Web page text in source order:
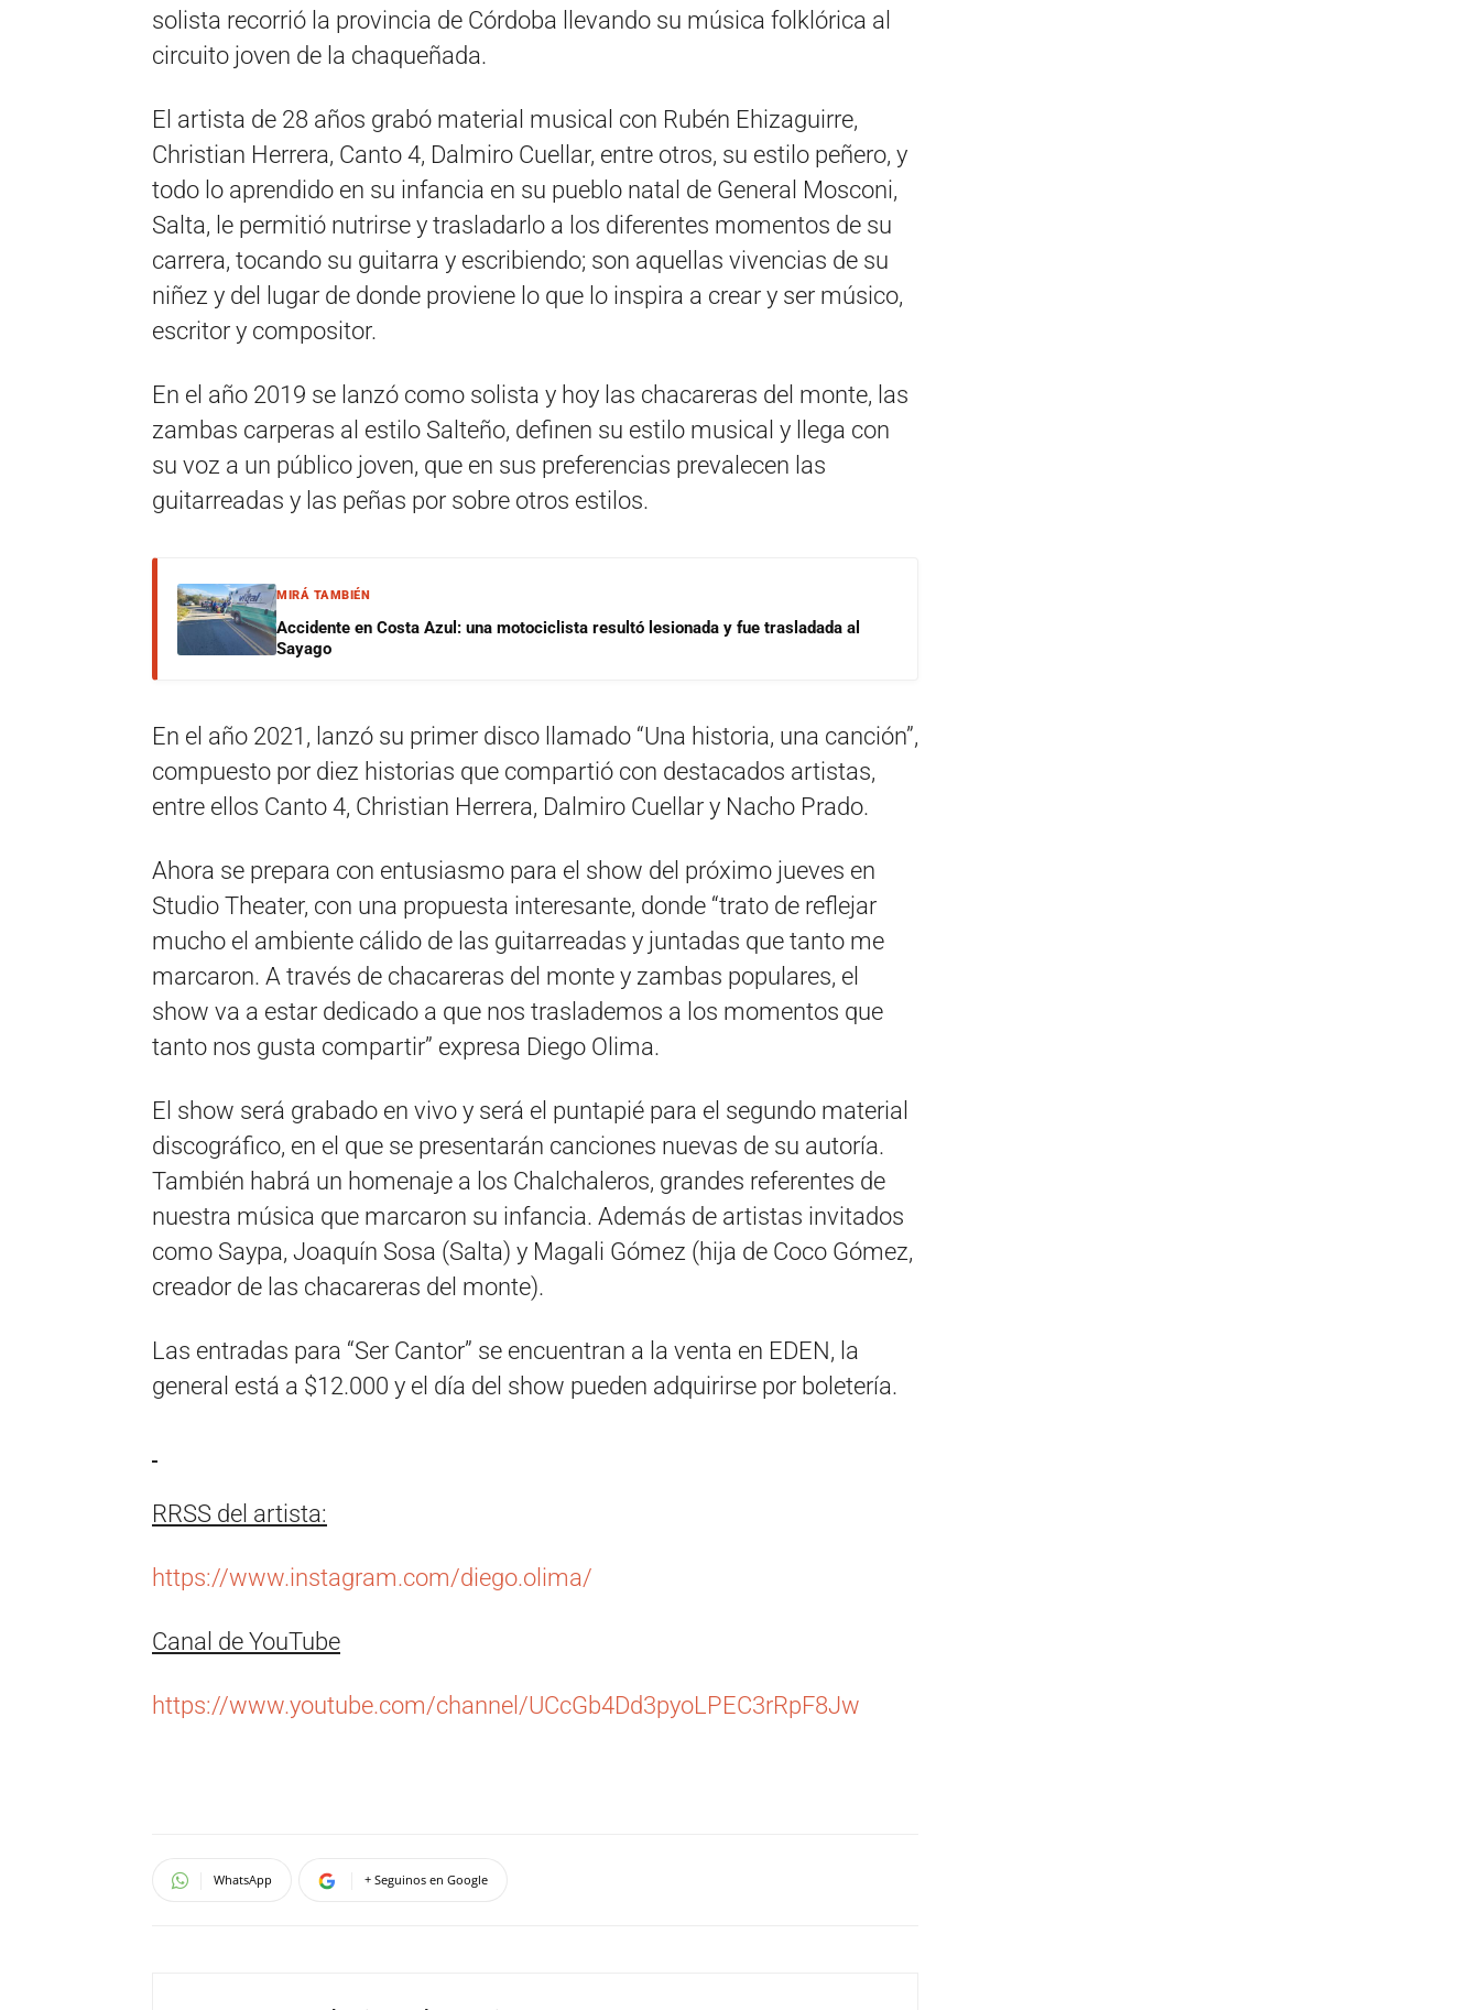
solista recorrió la provincia de Córdoba llevando su música folklórica al
circuito joven de la chaqueñada.
El artista de 28 años grabó material musical con Rubén Ehizaguirre,
Christian Herrera, Canto 4, Dalmiro Cuellar, entre otros, su estilo peñero, y
todo lo aprendido en su infancia en su pueblo natal de General Mosconi,
Salta, le permitió nutrirse y trasladarlo a los diferentes momentos de su
carrera, tocando su guitarra y escribiendo; son aquellas vivencias de su
niñez y del lugar de donde proviene lo que lo inspira a crear y ser músico,
escritor y compositor.
En el año 2019 se lanzó como solista y hoy las chacareras del monte, las
zambas carperas al estilo Salteño, definen su estilo musical y llega con
su voz a un público joven, que en sus preferencias prevalecen las
guitarreadas y las peñas por sobre otros estilos.
MIRÁ TAMBIÉN
Accidente en Costa Azul: una motociclista resultó lesionada y fue trasladada al
Sayago
En el año 2021, lanzó su primer disco llamado “Una historia, una canción”,
compuesto por diez historias que compartió con destacados artistas,
entre ellos Canto 4, Christian Herrera, Dalmiro Cuellar y Nacho Prado.
Ahora se prepara con entusiasmo para el show del próximo jueves en
Studio Theater, con una propuesta interesante, donde “trato de reflejar
mucho el ambiente cálido de las guitarreadas y juntadas que tanto me
marcaron. A través de chacareras del monte y zambas populares, el
show va a estar dedicado a que nos traslademos a los momentos que
tanto nos gusta compartir” expresa Diego Olima.
El show será grabado en vivo y será el puntapié para el segundo material
discográfico, en el que se presentarán canciones nuevas de su autoría.
También habrá un homenaje a los Chalchaleros, grandes referentes de
nuestra música que marcaron su infancia. Además de artistas invitados
como Saypa, Joaquín Sosa (Salta) y Magali Gómez (hija de Coco Gómez,
creador de las chacareras del monte).
Las entradas para “Ser Cantor” se encuentran a la venta en EDEN, la
general está a $12.000 y el día del show pueden adquirirse por boletería.
RRSS del artista:
https://www.instagram.com/diego.olima/
Canal de YouTube
https://www.youtube.com/channel/UCcGb4Dd3pyoLPEC3rRpF8Jw
WhatsApp + Seguinos en Google